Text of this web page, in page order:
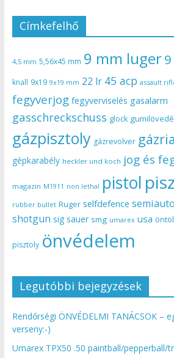
Címkefelhő
4,5 mm 5,56x45 mm 9 mm luger
knall 9x19 9x19 mm 22 lr 45 acp assault
fegyverjog fegyverviselés gasalarm
gasschreckschuss glock
gázpisztoly gázrevolver
gépkarabély heckler und koch jog és
magazin M1911 non lethal pistol
rubber bullet Ruger selfdefence semiauto
shotgun sig sauer smg umarex usa
pisztoly önvédelem
Legutóbbi bejegyzések
Rendőrségi ÖNVÉDELMI TANÁCSOK –
verseny:-)
Umarex TPX50 .50 paintball/pepperball/